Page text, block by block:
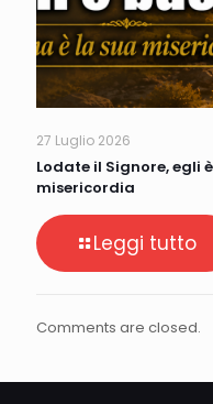
27 Luglio 2026
Lodate il Signore, egli
misericordia
Leggi tutto
Comments are closed.